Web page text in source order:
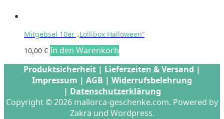
Mitgebsel 10er „Lollibox Halloween“
10,00 € In den Warenkorb
Produktsicherheit | Lieferzeiten & Versand |
Impressum | AGB | Widerrufsbelehrung
| Datenschutzerklärung
Copyright © 2026 mallorca-geschenke.com. Powered by
Zakra und Wordpress.